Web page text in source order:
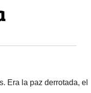
Era la paz derrotada, el